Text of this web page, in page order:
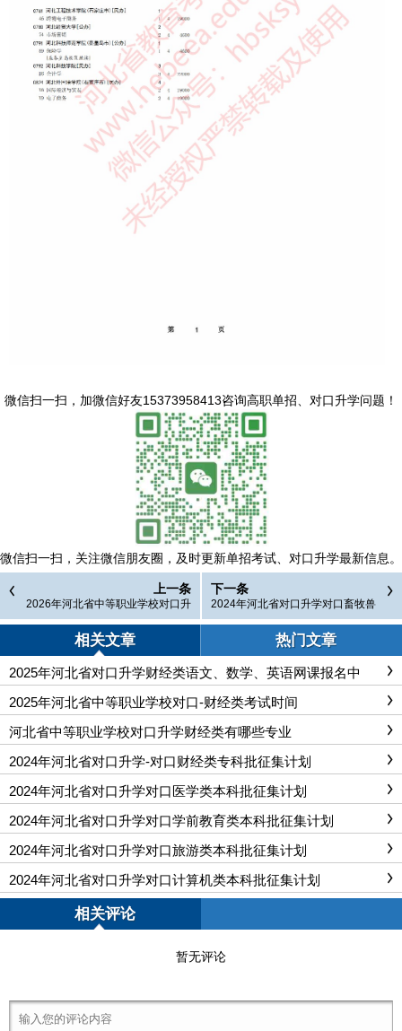
微信扫一扫， 加微信好友15373958413咨询高职单招、对口升学问题 ！
微信扫一扫， 关注微信朋友圈，及时更新单招考试、对口升学最新信息。
上一条
2026年河北省中等职业学校对口升
学考试大纲汇总
下一条
2024年河北省对口升学对口畜牧兽
医类本科批征集计划
相关文章 热门文章
2025年河北省对口升学财经类语文、数学、英语网课报名中
2025年河北省中等职业学校对口-财经类考试时间
河北省中等职业学校对口升学财经类有哪些专业
2024年河北省对口升学-对口财经类专科批征集计划
2024年河北省对口升学对口医学类本科批征集计划
2024年河北省对口升学对口学前教育类本科批征集计划
2024年河北省对口升学对口旅游类本科批征集计划
2024年河北省对口升学对口计算机类本科批征集计划
相关评论
暂无评论